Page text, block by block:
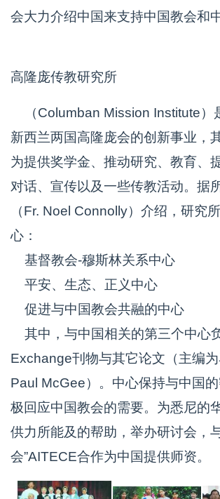
会大力介绍中国来支持中国教会和中
高隆庞传教研究所
（Columban Mission Institute）
新西兰两国高隆庞会的创新事业，
为提供奖学金、推动研究、教育、
对话、宣传以及一些传教活动。据
（Fr. Noel Connolly）介绍，研究
心：
基督教会-穆斯林关系中心
平安、生态、正义中心
促进与中国教会共融的中心
其中，与中国相关的第三个中心
Exchange刊物与其它论文（主编
Paul McGee）。中心保持与中国
极回应中国教会的需要。为悉尼的
供力所能及的帮助，举办研讨会，
会”AITECE合作为中国提供师资。